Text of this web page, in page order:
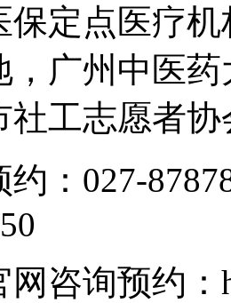
保定点医疗
，广州中医
社工志愿者
027-
咨询预约：